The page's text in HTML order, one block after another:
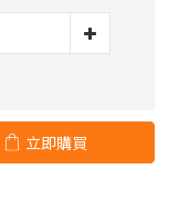
立即購買